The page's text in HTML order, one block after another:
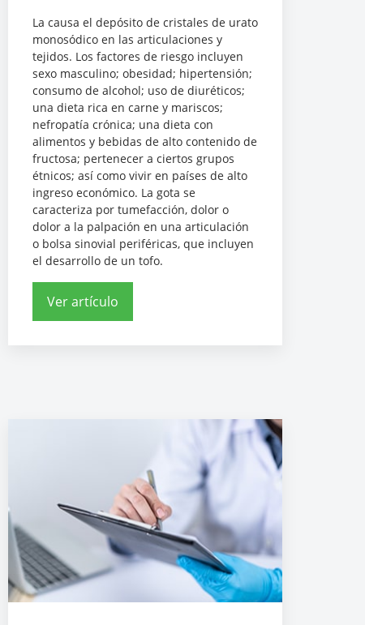
La causa el depósito de cristales de urato
monosódico en las articulaciones y
tejidos. Los factores de riesgo incluyen
sexo masculino; obesidad; hipertensión;
consumo de alcohol; uso de diuréticos;
una dieta rica en carne y mariscos;
nefropatía crónica; una dieta con
alimentos y bebidas de alto contenido de
fructosa; pertenecer a ciertos grupos
étnicos; así como vivir en países de alto
ingreso económico. La gota se
caracteriza por tumefacción, dolor o
dolor a la palpación en una articulación
o bolsa sinovial periféricas, que incluyen
el desarrollo de un tofo.
Ver artículo